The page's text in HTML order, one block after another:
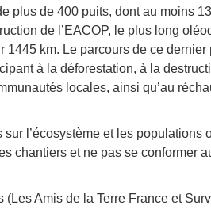
France
Guatemala
Haïti
Nigeria
Palestine
plus de 400 puits, dont au moins
de l’EACOP, le plus long
1445 km. Le parcours de ce
à la déforestation, à la
locales, ainsi qu’au
l’écosystème et les populations
chantiers et ne pas se conformer
Amis de la Terre France et